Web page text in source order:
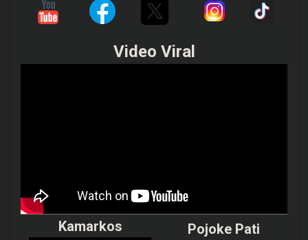
Video Viral
Kamarkos Pojoke Pati